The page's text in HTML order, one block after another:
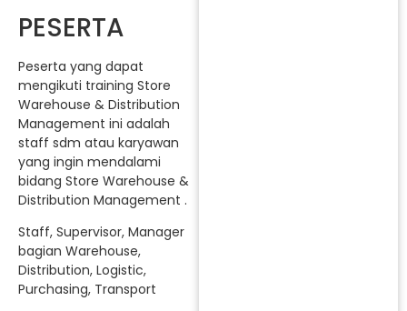
PESERTA
Peserta yang dapat
mengikuti training Store
Warehouse & Distribution
Management ini adalah
staff sdm atau karyawan
yang ingin mendalami
bidang Store Warehouse &
Distribution Management .
Staff, Supervisor, Manager
bagian Warehouse,
Distribution, Logistic,
Purchasing, Transport